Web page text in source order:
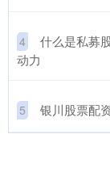
4
什么是私募
动力
5 银川股票配